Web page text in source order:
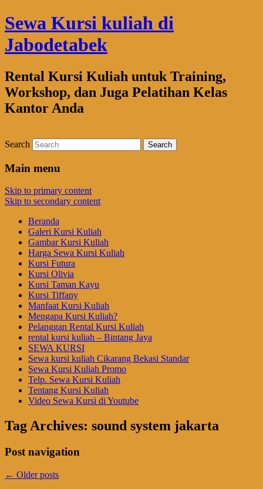
Sewa Kursi kuliah di
Jabodetabek
Rental Kursi Kuliah untuk Training,
Workshop, dan Juga Pelatihan Kelas
Kantor Anda
Search
Main menu
Skip to primary content
Skip to secondary content
Beranda
Galeri Kursi Kuliah
Gambar Kursi Kuliah
Harga Sewa Kursi Kuliah
Kursi Futura
Kursi Olivia
Kursi Taman Kayu
Kursi Tiffany
Manfaat Kursi Kuliah
Mengapa Kursi Kuliah?
Pelanggan Rental Kursi Kuliah
rental kursi kuliah – Bintang Jaya
SEWA KURSI
Sewa kursi kuliah Cikarang Bekasi Standar
Sewa Kursi Kuliah Promo
Telp. Sewa Kursi Kuliah
Tentang Kursi Kuliah
Video Sewa Kursi di Youtube
Tag Archives: sound system jakarta
Post navigation
← Older posts